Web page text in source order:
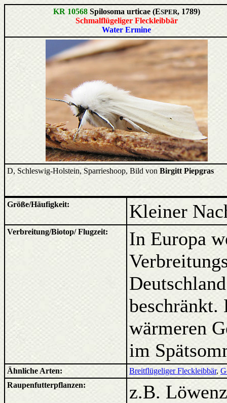
KR 10568 Spilosoma urticae (ESPER, 1789)
Schmalflügeliger Fleckleibbär
Water Ermine
D, Schleswig-Holstein, Sparrieshoop, Bild von Birgitt Piepgras
Größe/Häufigkeit: Kleiner
Verbreitung/Biotop/ Flugzeit:
In Europa
wärmeren
im
Ähnliche Arten: Breitflügeliger Fleckleibbär,
Raupenfutterpflanzen:
z.B.